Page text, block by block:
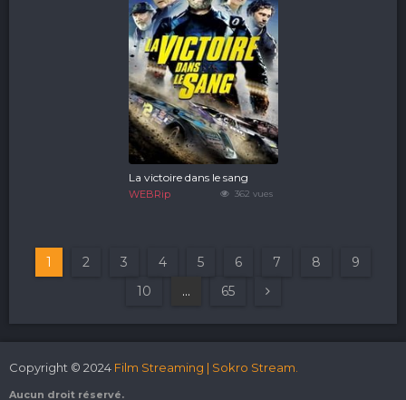
362 vues
La victoire dans le sang
WEBRip
1 2 3 4 5 6 7 8
9
10
... 65
Copyright © 2024 Film Streaming | Sokro Stream.
Aucun droit réservé.